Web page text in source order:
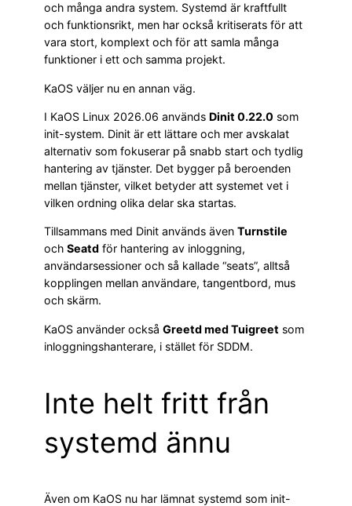
och många andra system. Systemd är kraftfullt
och funktionsrikt, men har också kritiserats för att
vara stort, komplext och för att samla många
funktioner i ett och samma projekt.
KaOS väljer nu en annan väg.
I KaOS Linux 2026.06 används Dinit 0.22.0 som
init-system. Dinit är ett lättare och mer avskalat
alternativ som fokuserar på snabb start och tydlig
hantering av tjänster. Det bygger på beroenden
mellan tjänster, vilket betyder att systemet vet i
vilken ordning olika delar ska startas.
Tillsammans med Dinit används även Turnstile
och Seatd för hantering av inloggning,
användarsessioner och så kallade “seats”, alltså
kopplingen mellan användare, tangentbord, mus
och skärm.
KaOS använder också Greetd med Tuigreet som
inloggningshanterare, i stället för SDDM.
Inte helt fritt från
systemd ännu
Även om KaOS nu har lämnat systemd som init-